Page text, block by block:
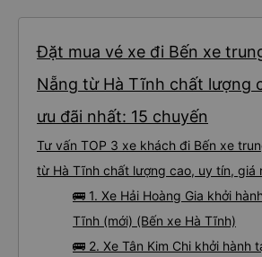
Đặt mua vé xe đi Bến xe
Nẵng từ Hà Tĩnh chất lượng
ưu đãi nhất: 15 chuyến
Tư vấn TOP 3 xe khách đi Bến xe
từ Hà Tĩnh chất lượng cao, uy tín, giá
🚌 1. Xe Hải Hoàng Gia khởi
Tĩnh (mới) (Bến xe Hà Tĩnh)
🚌 2. Xe Tân Kim Chi khởi hành